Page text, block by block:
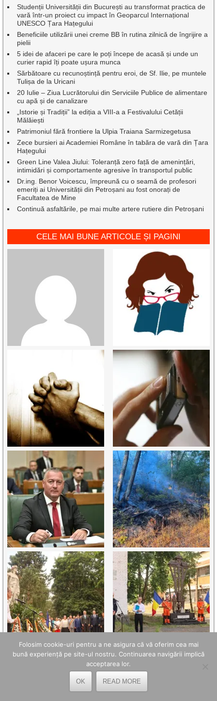
Studenții Universității din București au transformat practica de
vară într-un proiect cu impact în Geoparcul Internațional
UNESCO Țara Hațegului
Beneficiile utilizării unei creme BB în rutina zilnică de îngrijire a
pielii
5 idei de afaceri pe care le poți începe de acasă și unde un
curier rapid îți poate ușura munca
Sărbătoare cu recunoștință pentru eroi, de Sf. Ilie, pe muntele
Tulișa de la Uricani
20 Iulie – Ziua Lucrătorului din Serviciile Publice de alimentare
cu apă și de canalizare
„Istorie și Tradiții” la ediția a VIII-a a Festivalului Cetății
Mălăiești
Patrimoniul fără frontiere la Ulpia Traiana Sarmizegetusa
Zece bursieri ai Academiei Române în tabăra de vară din Țara
Hațegului
Green Line Valea Jiului: Toleranță zero față de amenințări,
intimidări și comportamente agresive în transportul public
Dr.ing. Benor Voicescu, împreună cu o seamă de profesori
emeriți ai Universității din Petroșani au fost onorați de
Facultatea de Mine
Continuă asfaltările, pe mai multe artere rutiere din Petroșani
CELE MAI BUNE ARTICOLE ȘI PAGINI
Folosim cookie-uri pentru a ne asigura că vă oferim cea mai
bună experiență pe site-ul nostru. Continuarea navigării implică
acceptarea lor.
OK READ MORE